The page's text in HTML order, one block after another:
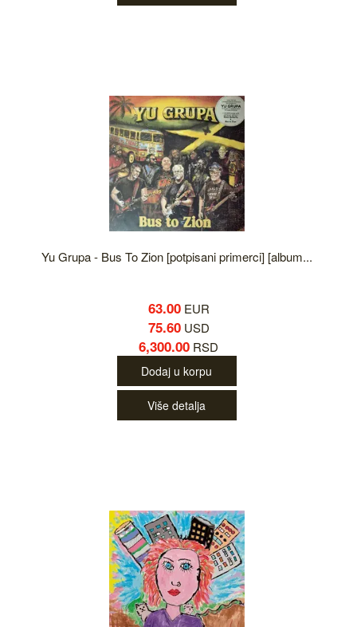
Yu Grupa - Bus To Zion [potpisani primerci] [album...
63.00EUR
75.60USD
6,300.00 RSD
Dodaj u korpu
Više detalja